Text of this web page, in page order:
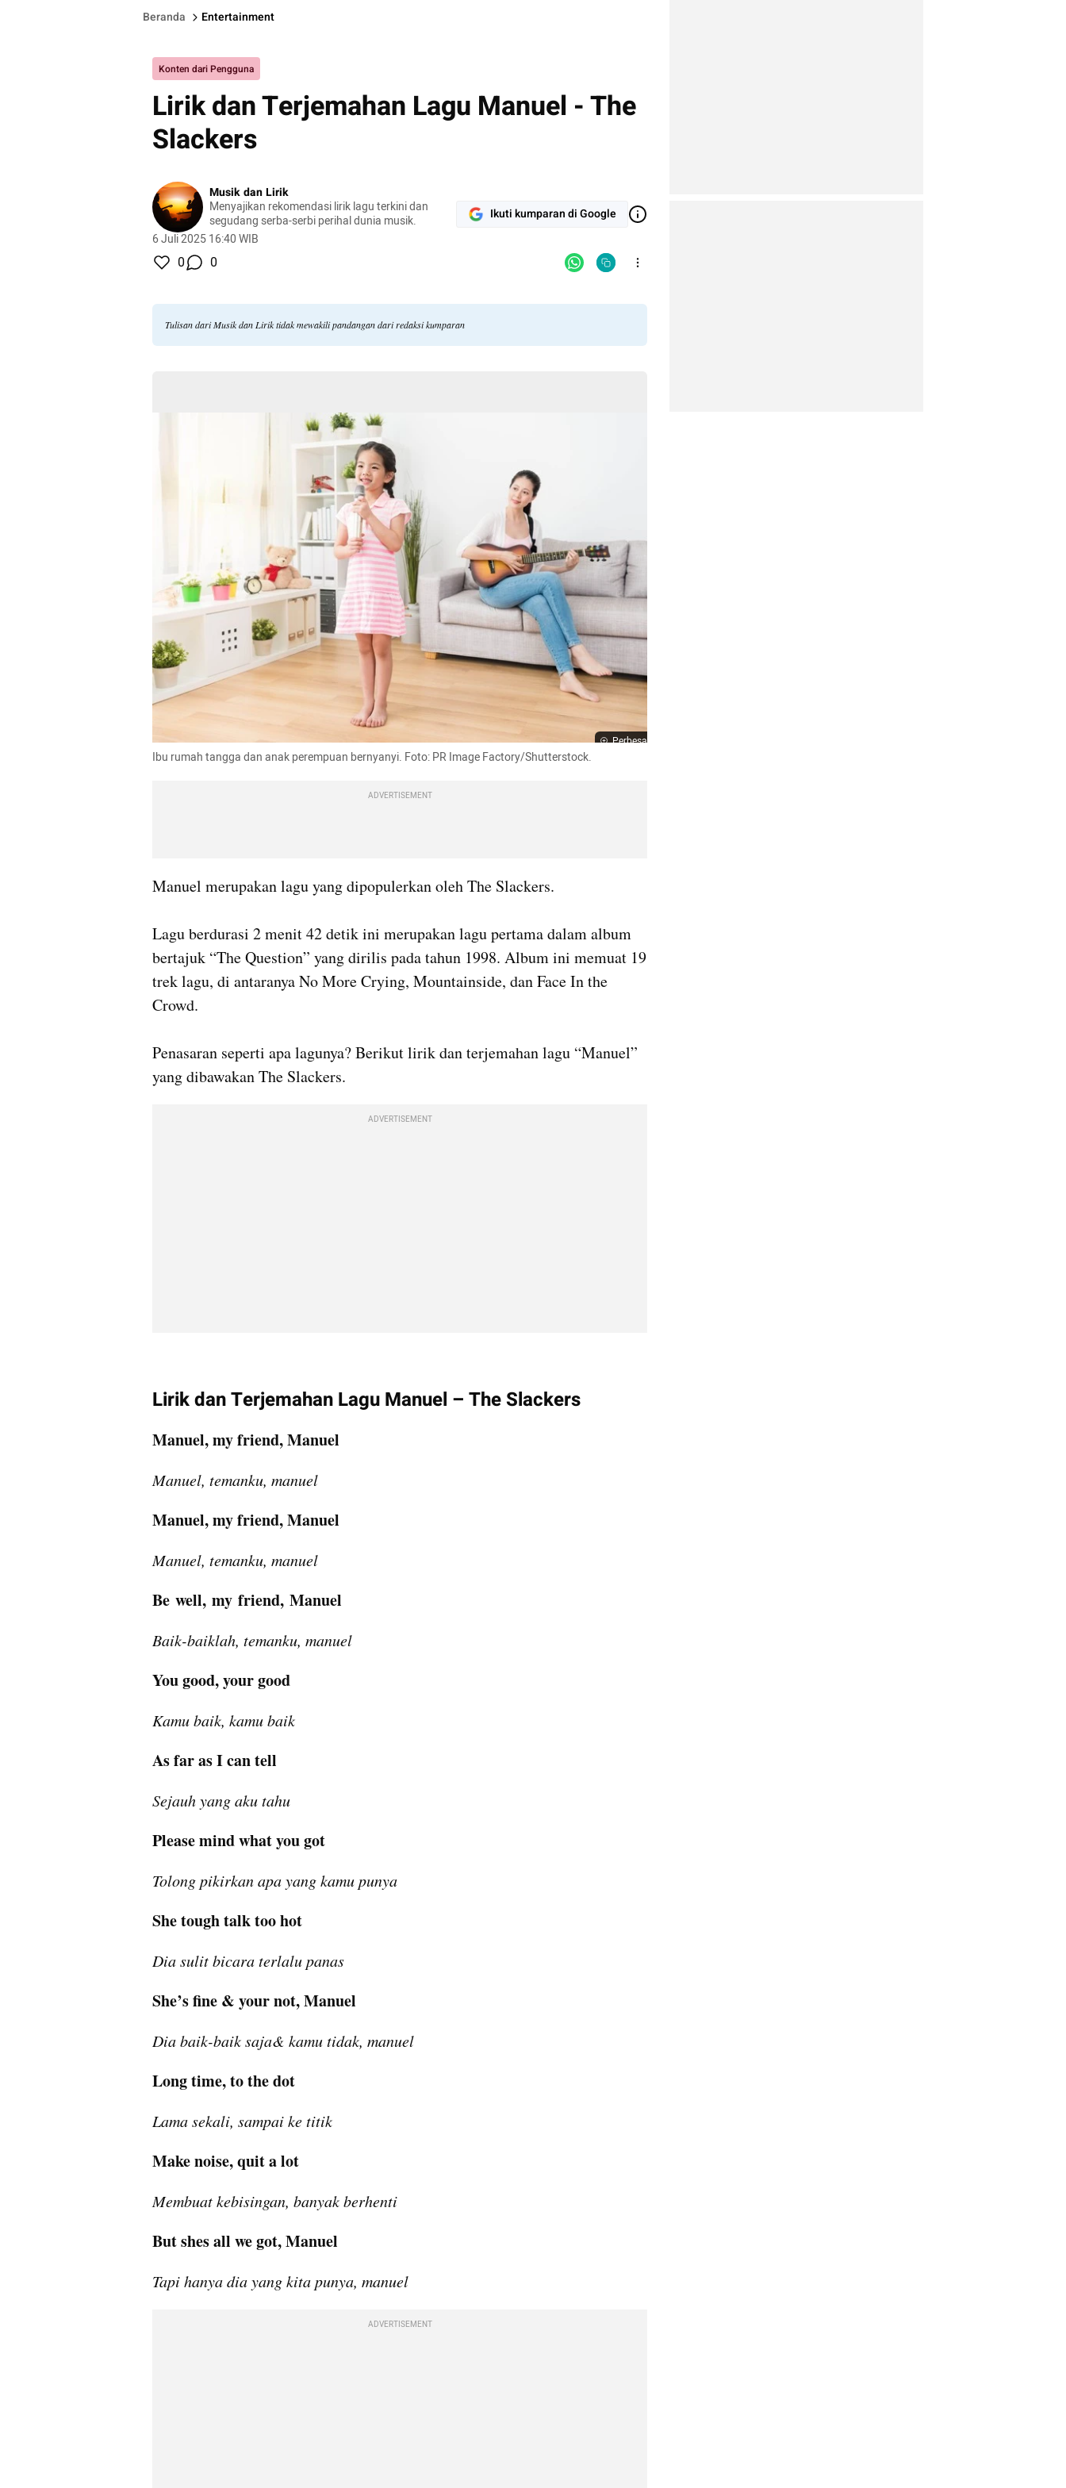
Beranda Entertainment
Konten dari Pengguna
Lirik dan Terjemahan Lagu Manuel - The
Slackers
Musik dan Lirik
Menyajikan rekomendasi lirik lagu terkini dan
segudang serba-serbi perihal dunia musik.
6 Juli 2025 16:40 WIB
Ikuti kumparan di Google
0 0
Tulisan dari Musik dan Lirik tidak mewakili pandangan dari redaksi kumparan
Perbesar
Ibu rumah tangga dan anak perempuan bernyanyi. Foto: PR Image Factory/Shutterstock.
ADVERTISEMENT
Manuel merupakan lagu yang dipopulerkan oleh The Slackers.
Lagu berdurasi 2 menit 42 detik ini merupakan lagu pertama dalam album
bertajuk “The Question” yang dirilis pada tahun 1998. Album ini memuat 19
trek lagu, di antaranya No More Crying, Mountainside, dan Face In the
Crowd.
Penasaran seperti apa lagunya? Berikut lirik dan terjemahan lagu “Manuel”
yang dibawakan The Slackers.
ADVERTISEMENT
Lirik dan Terjemahan Lagu Manuel – The Slackers
Manuel, my friend, Manuel
Manuel, temanku, manuel
Manuel, my friend, Manuel
Manuel, temanku, manuel
Be well, my friend, Manuel
Baik-baiklah, temanku, manuel
You good, your good
Kamu baik, kamu baik
As far as I can tell
Sejauh yang aku tahu
Please mind what you got
Tolong pikirkan apa yang kamu punya
She tough talk too hot
Dia sulit bicara terlalu panas
She’s fine & your not, Manuel
Dia baik-baik saja& kamu tidak, manuel
Long time, to the dot
Lama sekali, sampai ke titik
Make noise, quit a lot
Membuat kebisingan, banyak berhenti
But shes all we got, Manuel
Tapi hanya dia yang kita punya, manuel
ADVERTISEMENT